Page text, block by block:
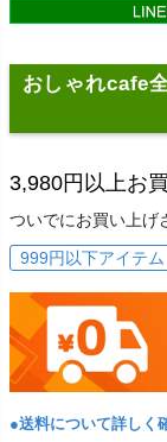
おしゃれcafe
3,980円以上お
ついでにお買い上げ
999円以下アイテム
●送料について詳しく